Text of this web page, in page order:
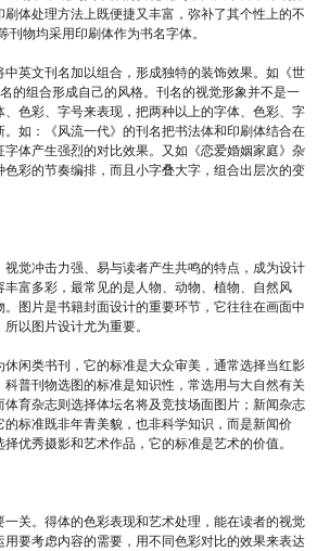
体处理方法上既便捷又丰富，弥补了其个性上的不
刊物均采用印刷体作为书名字体。
英文刊名加以组合，形成独特的装饰效果。如《世
的组合形成自己的风格。刊名的视觉形象并不是一
色彩、字号来表现，把两种以上的字体、色彩、字
如：《风流一代》的刊名把书法体和印刷体结合在
体产生强烈的对比效果。又如《恋爱婚姻家庭》杂
彩的节奏编排，而且小字叠大字，组合出层次的变
觉冲击力强、易与读者产生共鸣的特点，成为设计
富多彩，最常见的是人物、动物、植物、自然风
图片是书籍封面设计的重要环节，它往往在画面中
以图片设计尤为重要。
闲类书刊，它的标准是大众审美，通常选择当红影
普刊物选图的标准是知识性，常选用与大自然有关
育杂志则选择体坛名将及竞技场面图片；新闻杂志
标准既非年青美貌，也非科学知识，而是新闻价
优秀摄影和艺术作品，它的标准是艺术的价值。
关。得体的色彩表现和艺术处理，能在读者的视觉
要考虑内容的需要，用不同色彩对比的效果来表达